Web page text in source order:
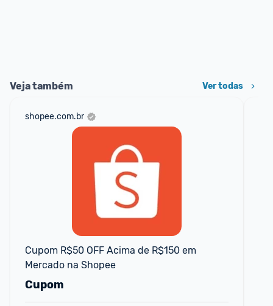
Veja também Ver todas
shopee.com.br
Cupom R$50 OFF Acima de R$150 em
Mercado na Shopee
Cupom